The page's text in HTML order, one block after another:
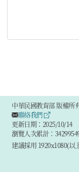
中華民國教育部 版權
聯絡我們
更新日期：2025/10/14
瀏覽人次累計：
建議採用 1920x1080(以